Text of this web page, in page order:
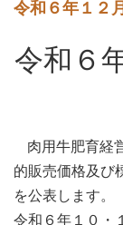
令和６年１２
令和６
肉用牛肥育経
的販売価格及び
を公表します。
令和６年１０・